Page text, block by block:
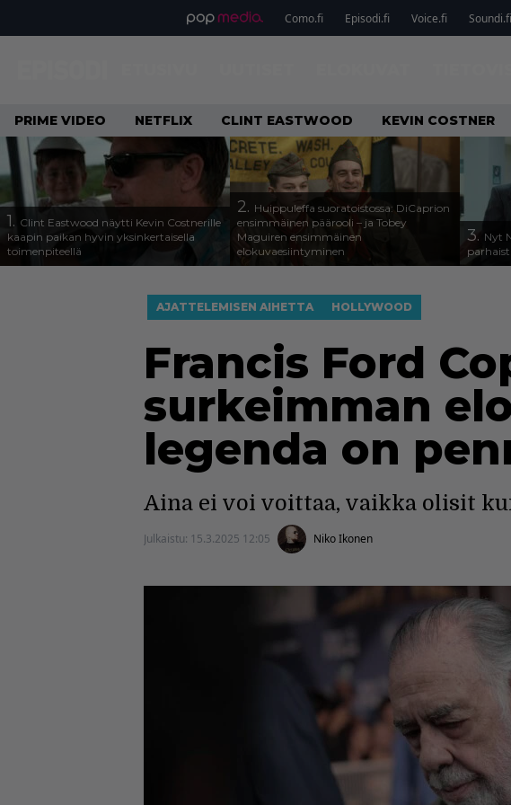
Como.fi Episodi.fi Voice.fi Soundi.fi
PRIME VIDEO NETFLIX CLINT EASTWOOD KEVIN COSTNER
1. Clint Eastwood näytti Kevin Costnerille
kaapin paikan hyvin yksinkertaisella
toimenpiteellä
2. Huippuleffa suoratoistossa: DiCaprion
ensimmäinen päärooli – ja Tobey
Maguiren ensimmäinen
elokuvaesiintyminen
3. Nyt
AJATTELEMISEN AIHETTA HOLLYWOOD
Francis Ford
surkeimman
legenda on
Aina ei voi voittaa, vaikka olisit
Julkaistu: 15.3.2025 12:05 Niko Ikonen